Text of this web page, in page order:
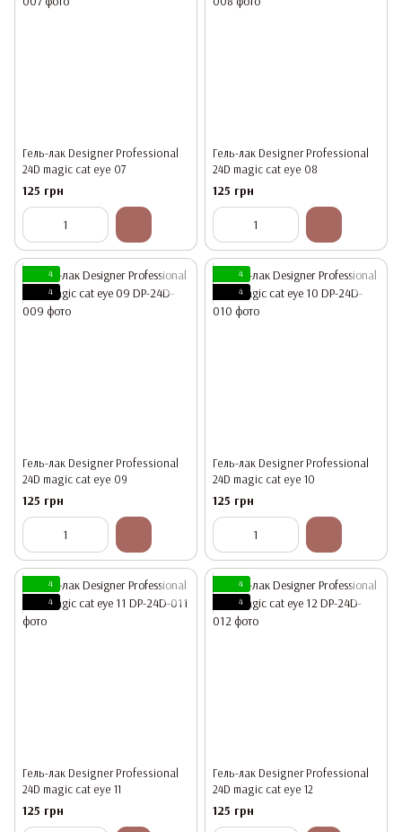
Гель-лак Designer Professional
24D magic cat eye 07
125 грн
Гель-лак Designer Professional
24D magic cat eye 08
125 грн
4
4
Гель-лак Designer Professional
24D magic cat eye 09
125 грн
4
4
Гель-лак Designer Professional
24D magic cat eye 10
125 грн
4
4
Гель-лак Designer Professional
24D magic cat eye 11
125 грн
4
4
Гель-лак Designer Professional
24D magic cat eye 12
125 грн